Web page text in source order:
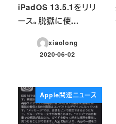
iPadOS 13.5.1をリリ
ース。脱獄に使…
xiaolong
投稿日
2020-06-02
Apple関連ニュース